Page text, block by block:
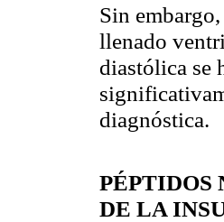
Sin
llenado
diastólica se
diagnóstica.
PÉPTIDOS
DE LA